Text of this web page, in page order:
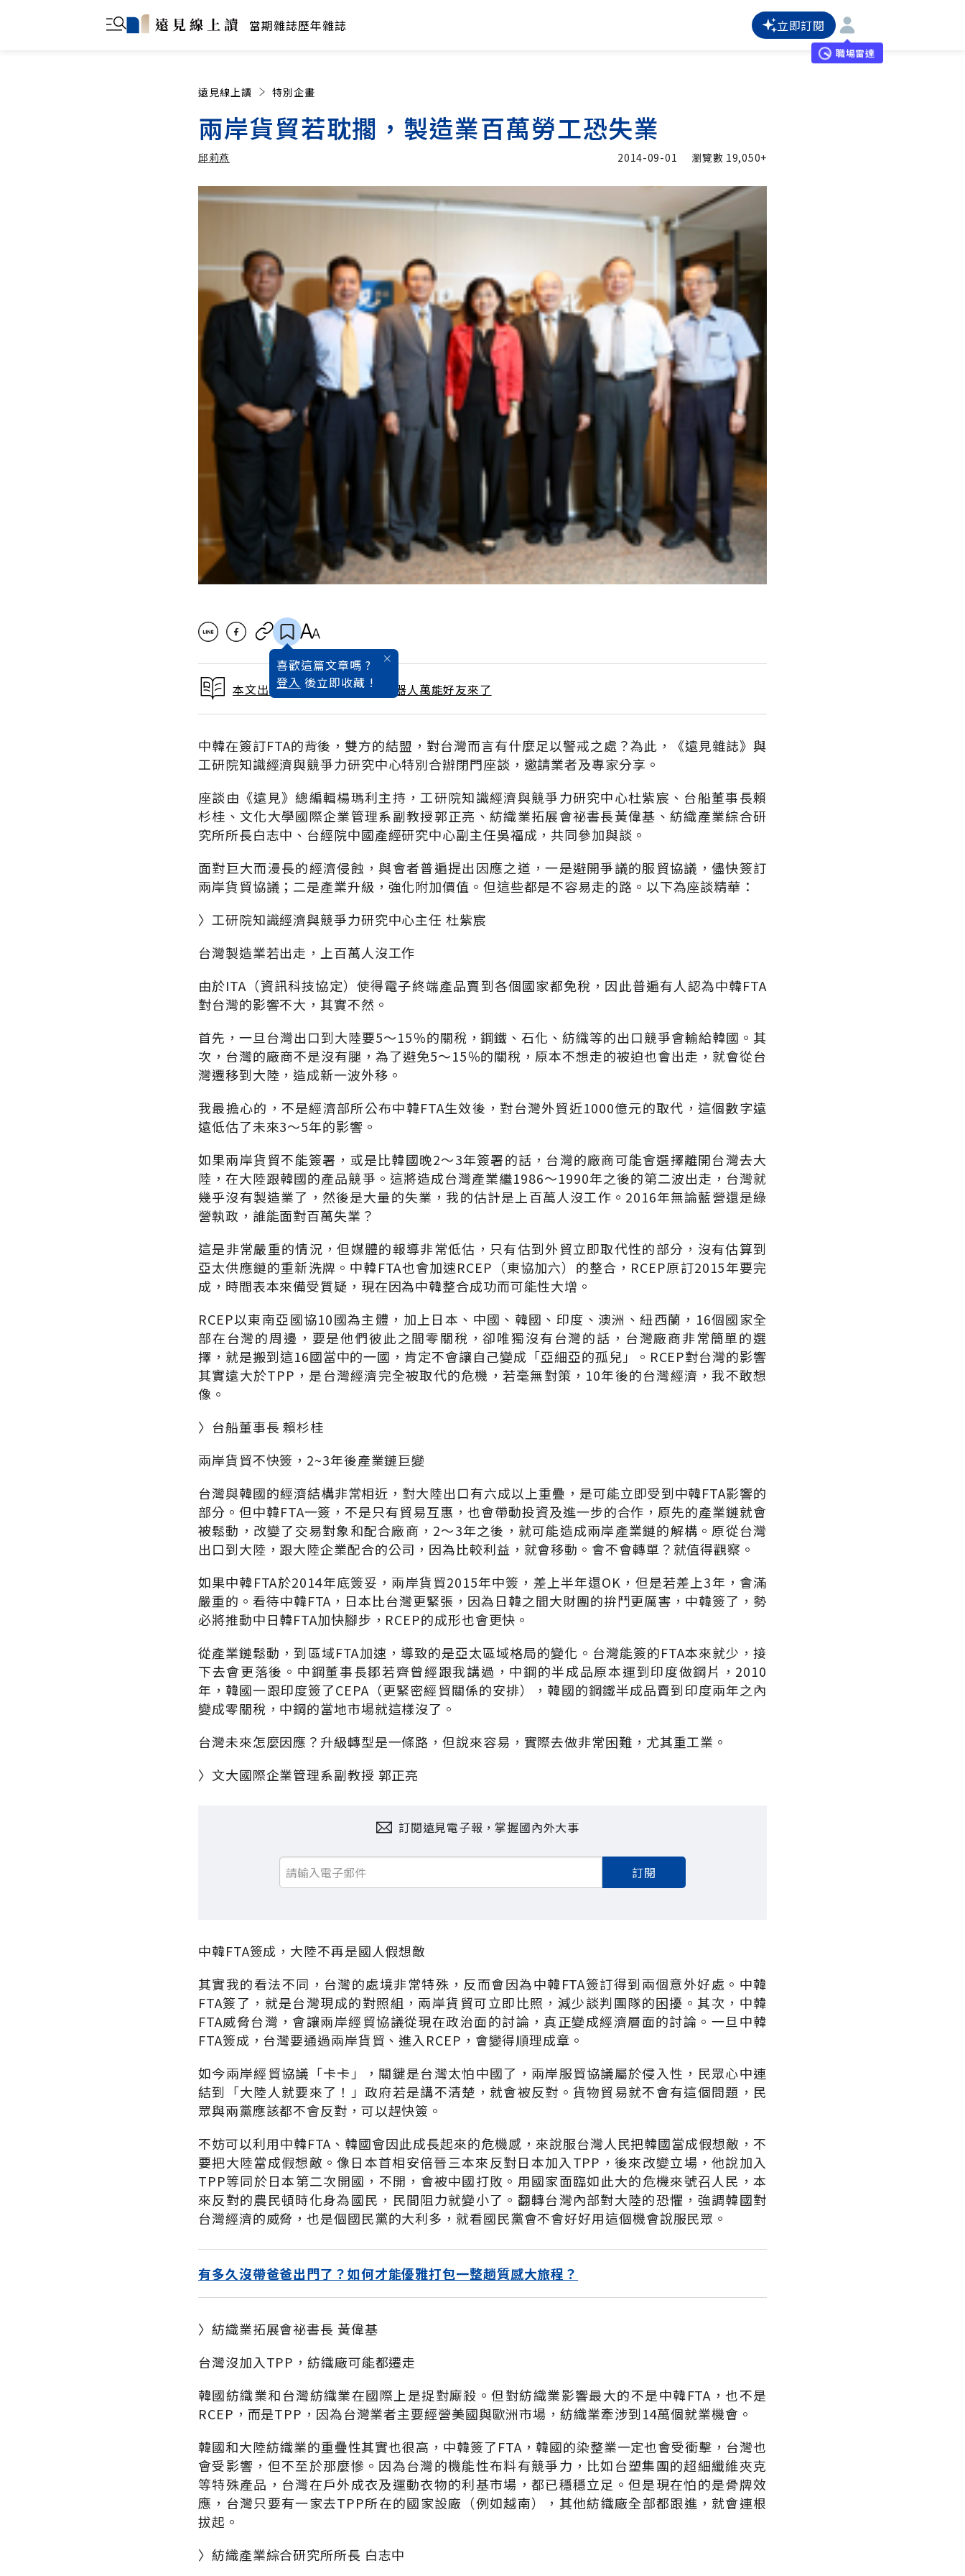
當期雜誌歷年雜誌 立即訂閱
職場雷達
遠見線上讀 特別企畫
兩岸貨貿若耽擱，製造業百萬勞工恐失業
邱莉燕
邱莉燕 加入追蹤
2014-09-01 瀏覽數 19,050+
喜歡這篇文章嗎 ?
登入 後立即收藏 !
本文出自 2014 / 9月號雜誌 機器人萬能好友來了
中韓在簽訂FTA的背後，雙方的結盟，對台灣而言有什麼足以警戒之處？為此，《遠見雜誌》與
工研院知識經濟與競爭力研究中心特別合辦閉門座談，邀請業者及專家分享。
座談由《遠見》總編輯楊瑪利主持，工研院知識經濟與競爭力研究中心杜紫宸、台船董事長賴
杉桂、文化大學國際企業管理系副教授郭正亮、紡織業拓展會祕書長黃偉基、紡織產業綜合研
究所所長白志中、台經院中國產經研究中心副主任吳福成，共同參加與談。
面對巨大而漫長的經濟侵蝕，與會者普遍提出因應之道，一是避開爭議的服貿協議，儘快簽訂
兩岸貨貿協議；二是產業升級，強化附加價值。但這些都是不容易走的路。以下為座談精華：
〉工研院知識經濟與競爭力研究中心主任 杜紫宸
台灣製造業若出走，上百萬人沒工作
由於ITA（資訊科技協定）使得電子終端產品賣到各個國家都免稅，因此普遍有人認為中韓FTA
對台灣的影響不大，其實不然。
首先，一旦台灣出口到大陸要5～15％的關稅，鋼鐵、石化、紡織等的出口競爭會輸給韓國。其
次，台灣的廠商不是沒有腿，為了避免5～15％的關稅，原本不想走的被迫也會出走，就會從台
灣遷移到大陸，造成新一波外移。
我最擔心的，不是經濟部所公布中韓FTA生效後，對台灣外貿近1000億元的取代，這個數字遠
遠低估了未來3～5年的影響。
如果兩岸貨貿不能簽署，或是比韓國晚2～3年簽署的話，台灣的廠商可能會選擇離開台灣去大
陸，在大陸跟韓國的產品競爭。這將造成台灣產業繼1986～1990年之後的第二波出走，台灣就
幾乎沒有製造業了，然後是大量的失業，我的估計是上百萬人沒工作。2016年無論藍營還是綠
營執政，誰能面對百萬失業？
這是非常嚴重的情況，但媒體的報導非常低估，只有估到外貿立即取代性的部分，沒有估算到
亞太供應鏈的重新洗牌。中韓FTA也會加速RCEP（東協加六）的整合，RCEP原訂2015年要完
成，時間表本來備受質疑，現在因為中韓整合成功而可能性大增。
RCEP以東南亞國協10國為主體，加上日本、中國、韓國、印度、澳洲、紐西蘭，16個國家全
部在台灣的周邊，要是他們彼此之間零關稅，卻唯獨沒有台灣的話，台灣廠商非常簡單的選
擇，就是搬到這16國當中的一國，肯定不會讓自己變成「亞細亞的孤兒」。RCEP對台灣的影響
其實遠大於TPP，是台灣經濟完全被取代的危機，若毫無對策，10年後的台灣經濟，我不敢想
像。
〉台船董事長 賴杉桂
兩岸貨貿不快簽，2~3年後產業鏈巨變
台灣與韓國的經濟結構非常相近，對大陸出口有六成以上重疊，是可能立即受到中韓FTA影響的
部分。但中韓FTA一簽，不是只有貿易互惠，也會帶動投資及進一步的合作，原先的產業鏈就會
被鬆動，改變了交易對象和配合廠商，2～3年之後，就可能造成兩岸產業鏈的解構。原從台灣
出口到大陸，跟大陸企業配合的公司，因為比較利益，就會移動。會不會轉單？就值得觀察。
如果中韓FTA於2014年底簽妥，兩岸貨貿2015年中簽，差上半年還OK，但是若差上3年，會滿
嚴重的。看待中韓FTA，日本比台灣更緊張，因為日韓之間大財團的拚鬥更厲害，中韓簽了，勢
必將推動中日韓FTA加快腳步，RCEP的成形也會更快。
從產業鏈鬆動，到區域FTA加速，導致的是亞太區域格局的變化。台灣能簽的FTA本來就少，接
下去會更落後。中鋼董事長鄒若齊曾經跟我講過，中鋼的半成品原本運到印度做鋼片，2010
年，韓國一跟印度簽了CEPA（更緊密經貿關係的安排），韓國的鋼鐵半成品賣到印度兩年之內
變成零關稅，中鋼的當地市場就這樣沒了。
台灣未來怎麼因應？升級轉型是一條路，但說來容易，實際去做非常困難，尤其重工業。
〉文大國際企業管理系副教授 郭正亮
訂閱遠見電子報，掌握國內外大事
訂閱
中韓FTA簽成，大陸不再是國人假想敵
其實我的看法不同，台灣的處境非常特殊，反而會因為中韓FTA簽訂得到兩個意外好處。中韓
FTA簽了，就是台灣現成的對照組，兩岸貨貿可立即比照，減少談判團隊的困擾。其次，中韓
FTA威脅台灣，會讓兩岸經貿協議從現在政治面的討論，真正變成經濟層面的討論。一旦中韓
FTA簽成，台灣要通過兩岸貨貿、進入RCEP，會變得順理成章。
如今兩岸經貿協議「卡卡」，關鍵是台灣太怕中國了，兩岸服貿協議屬於侵入性，民眾心中連
結到「大陸人就要來了！」政府若是講不清楚，就會被反對。貨物貿易就不會有這個問題，民
眾與兩黨應該都不會反對，可以趕快簽。
不妨可以利用中韓FTA、韓國會因此成長起來的危機感，來說服台灣人民把韓國當成假想敵，不
要把大陸當成假想敵。像日本首相安倍晉三本來反對日本加入TPP，後來改變立場，他說加入
TPP等同於日本第二次開國，不開，會被中國打敗。用國家面臨如此大的危機來號召人民，本
來反對的農民頓時化身為國民，民間阻力就變小了。翻轉台灣內部對大陸的恐懼，強調韓國對
台灣經濟的威脅，也是個國民黨的大利多，就看國民黨會不會好好用這個機會說服民眾。
有多久沒帶爸爸出門了？如何才能優雅打包一整趟質感大旅程？
〉紡織業拓展會祕書長 黃偉基
台灣沒加入TPP，紡織廠可能都遷走
韓國紡織業和台灣紡織業在國際上是捉對廝殺。但對紡織業影響最大的不是中韓FTA，也不是
RCEP，而是TPP，因為台灣業者主要經營美國與歐洲市場，紡織業牽涉到14萬個就業機會。
韓國和大陸紡織業的重疊性其實也很高，中韓簽了FTA，韓國的染整業一定也會受衝擊，台灣也
會受影響，但不至於那麼慘。因為台灣的機能性布料有競爭力，比如台塑集團的超細纖維夾克
等特殊產品，台灣在戶外成衣及運動衣物的利基市場，都已穩穩立足。但是現在怕的是骨牌效
應，台灣只要有一家去TPP所在的國家設廠（例如越南），其他紡織廠全部都跟進，就會連根
拔起。
〉紡織產業綜合研究所所長 白志中